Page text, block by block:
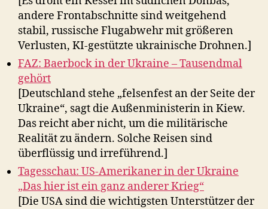
andere Frontabschnitte sind weitgehend
stabil, russische Flugabwehr mit größeren
Verlusten, KI-gestützte ukrainische Drohnen.]
FAZ: Baerbock in der Ukraine – Tausendmal
gehört
[Deutschland stehe „felsenfest an der Seite der
Ukraine“, sagt die Außenministerin in Kiew.
Das reicht aber nicht, um die militärische
Realität zu ändern. Solche Reisen sind
überflüssig und irreführend.]
Tagesschau: US-Amerikaner in der Ukraine
„Das hier ist ein ganz anderer Krieg“
[Die USA sind die wichtigsten Unterstützer der